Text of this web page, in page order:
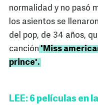
normalidad y no pasó
los asientos se
del pop, de 34 años,
canción 'Miss
prince'.
LEE: 6 películas en